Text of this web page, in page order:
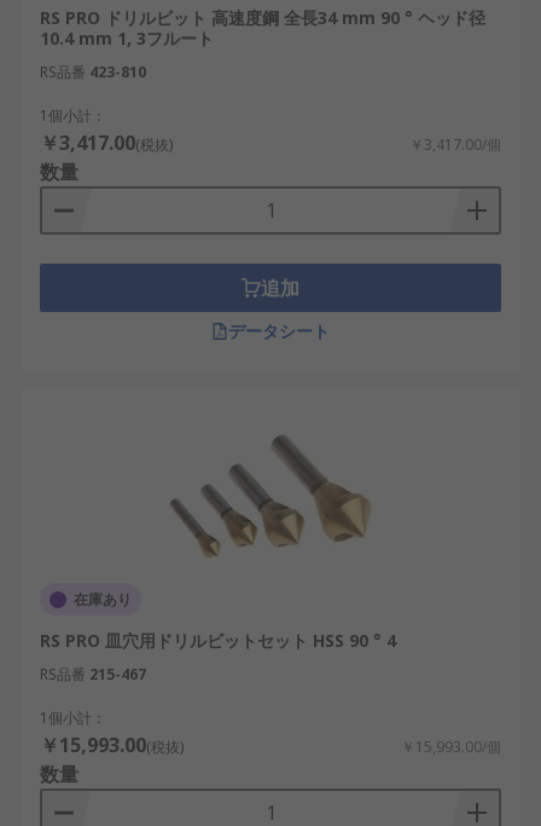
RS PRO ドリルビット 高速度鋼 全長34 mm 90 ° ヘッド径
10.4 mm 1, 3フルート
RS品番 423-810
1個小計：
￥3,417.00(税抜) ￥3,417.00/個
数量
追加
データシート
在庫あり
RS PRO 皿穴用ドリルビットセット HSS 90 ° 4
RS品番 215-467
1個小計：
￥15,993.00(税抜) ￥15,993.00/個
数量